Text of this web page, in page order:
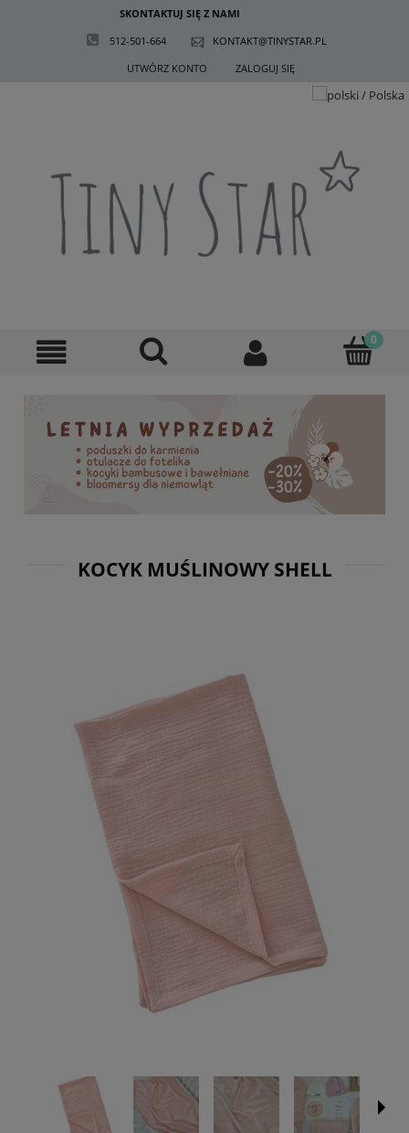
SKONTAKTUJ SIĘ Z NAMI
512-501-664
KONTAKT@TINYSTAR.PL
UTWÓRZ KONTO
ZALOGUJ SIĘ
KOCYK MUŚLINOWY SHELL